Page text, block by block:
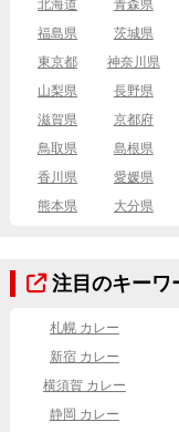
北海道 青森県
福島県
茨城県
東京都
神奈川県
山梨県
長野県
滋賀県
京都府
鳥取県
島根県
香川県
愛媛県
熊本県
大分県
注目のキーワ
札幌 カレー
新宿 カレー
横須賀 カレー
静岡 カレー